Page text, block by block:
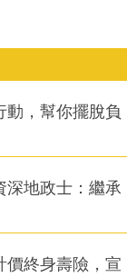
動，幫你擺脫負
深地政士：繼承
價終身壽險，宣